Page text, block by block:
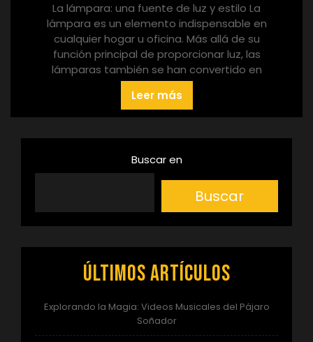
La lámpara: una fuente de luz y estilo La
lámpara es un elemento indispensable en
cualquier hogar u oficina. Más allá de su
función principal de proporcionar luz, las
lámparas también se han convertido en
Leer más
Buscar en
Buscar
Últimos artículos
Explorando la Magia: Videos Musicales del Pájaro
Soñador